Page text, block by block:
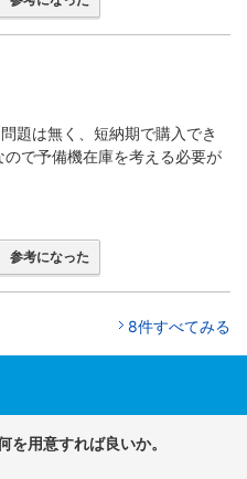
題は無く、短納期で購入でき
で予備機在庫を考える必要が
参考になった
8件すべてみる
を用意すれば良いか。